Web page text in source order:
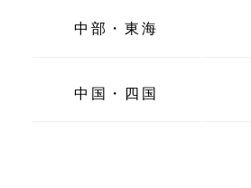
中部・東海
中国・四国